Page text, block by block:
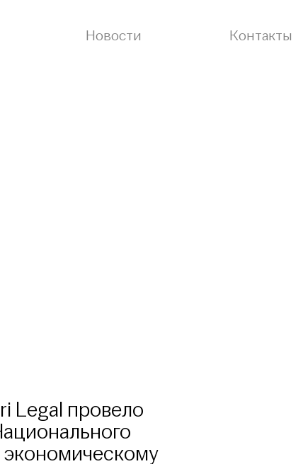
Новости Контакты
Legal провело